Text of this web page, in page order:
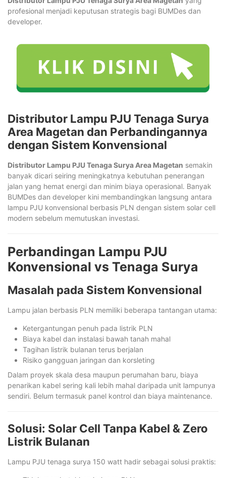
profesional menjadi keputusan strategis bagi BUMDes dan
developer.
Distributor Lampu PJU Tenaga Surya
Area Magetan dan Perbandingannya
dengan Sistem Konvensional
Distributor Lampu PJU Tenaga Surya Area Magetan semakin
banyak dicari seiring meningkatnya kebutuhan penerangan
jalan yang hemat energi dan minim biaya operasional. Banyak
BUMDes dan developer kini membandingkan langsung antara
lampu PJU konvensional berbasis PLN dengan sistem solar cell
modern sebelum memutuskan investasi.
Perbandingan Lampu PJU
Konvensional vs Tenaga Surya
Masalah pada Sistem Konvensional
Lampu jalan berbasis PLN memiliki beberapa tantangan utama:
Ketergantungan penuh pada listrik PLN
Biaya kabel dan instalasi bawah tanah mahal
Tagihan listrik bulanan terus berjalan
Risiko gangguan jaringan dan korsleting
Dalam proyek skala desa maupun perumahan baru, biaya
penarikan kabel sering kali lebih mahal daripada unit lampunya
sendiri. Belum termasuk panel kontrol dan biaya maintenance.
Solusi: Solar Cell Tanpa Kabel & Zero
Listrik Bulanan
Lampu PJU tenaga surya 150 watt hadir sebagai solusi praktis: